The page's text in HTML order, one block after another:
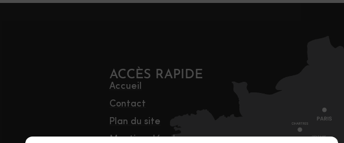
ACCÈS RAPIDE
Accueil
Contact
Plan du site
Mentions légales